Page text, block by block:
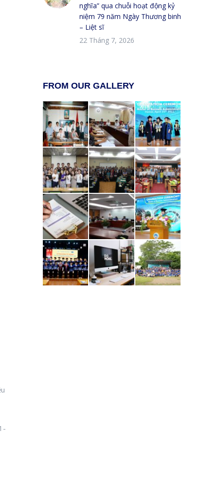
nghĩa” qua chuỗi hoạt động kỷ
niệm 79 năm Ngày Thương binh
– Liệt sĩ
22 Tháng 7, 2026
FROM OUR GALLERY